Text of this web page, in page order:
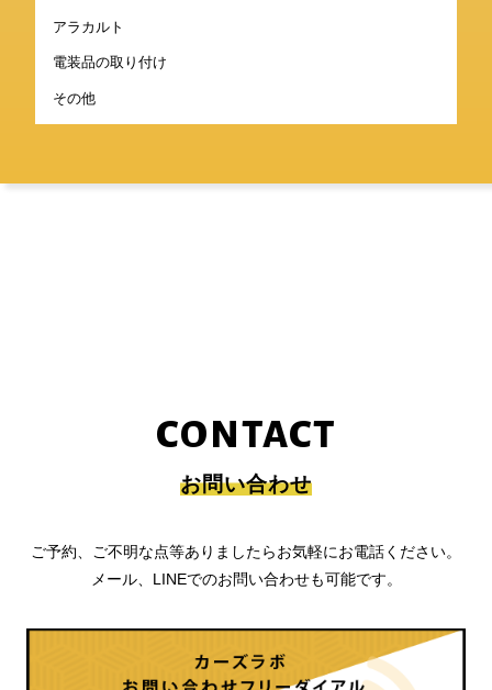
アラカルト
電装品の取り付け
その他
CONTACT
お問い合わせ
ご予約、ご不明な点等ありましたらお気軽にお電話ください。
メール、LINEでのお問い合わせも可能です。